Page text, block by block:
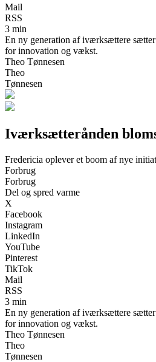
Mail
RSS
3 min
En ny generation af iværksættere
for innovation og vækst.
Theo Tønnesen
Theo
Tønnesen
Iværksætterånden
Fredericia oplever et boom af nye
Forbrug
Forbrug
Del og spred varme
X
Facebook
Instagram
LinkedIn
YouTube
Pinterest
TikTok
Mail
RSS
3 min
En ny generation af iværksættere
for innovation og vækst.
Theo Tønnesen
Theo
Tønnesen